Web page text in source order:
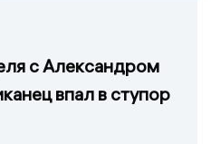
с Александром
впал в ступор